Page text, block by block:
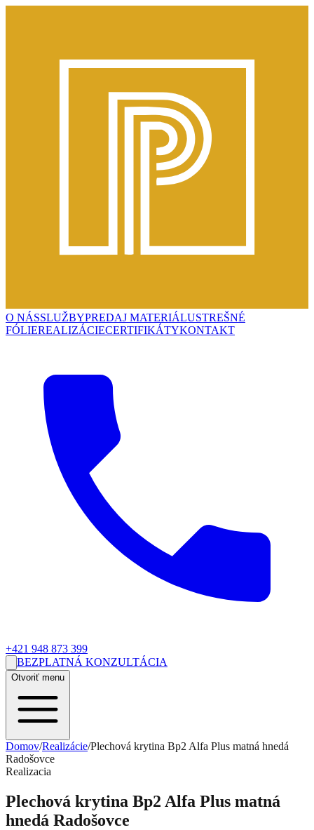
O NÁSSLUŽBYPREDAJ MATERIÁLUSTREŠNÉ
FÓLIEREALIZÁCIECERTIFIKÁTYKONTAKT
+421 948 873 399
BEZPLATNÁ KONZULTÁCIA
Otvoriť menu
Domov/Realizácie/Plechová krytina Bp2 Alfa Plus matná hnedá
Radošovce
Realizacia
Plechová krytina Bp2 Alfa Plus matná
hnedá Radošovce